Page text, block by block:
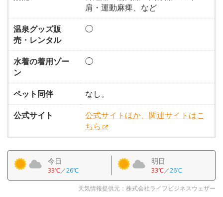
肩・運動麻痺、など
温泉グッズ販
売・レンタル
◯
水着の着用ゾー
ン
◯
ペット同伴
なし。
公式サイト
公式サイトほか、関連サイトはこ
ちら
今日
33℃／26℃
明日
33℃／26℃
天気情報提供元：株式会社ライフビジネスウェザー